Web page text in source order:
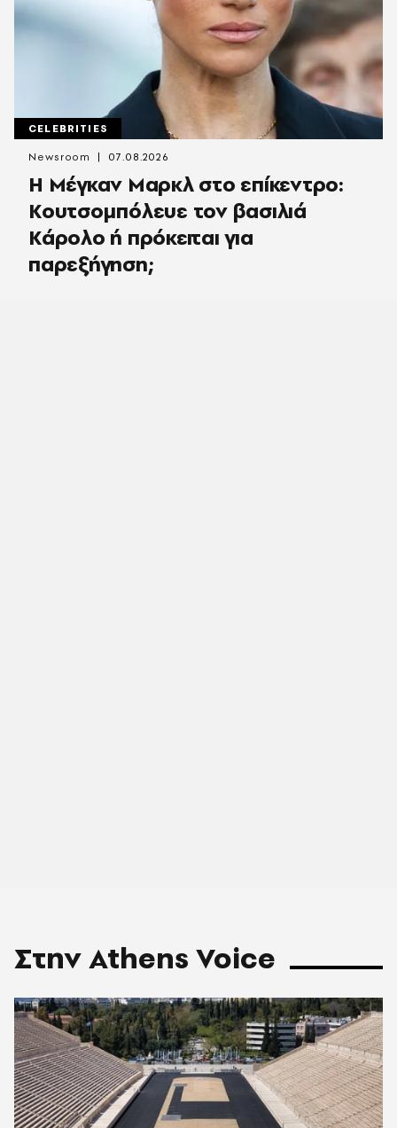
CELEBRITIES
Η Μέγκαν Μαρκλ στο επίκεντρο:
Κουτσομπόλευε τον βασιλιά
Κάρολο ή πρόκειται για
παρεξήγηση;
Newsroom 07.08.2026
Στην Athens Voice